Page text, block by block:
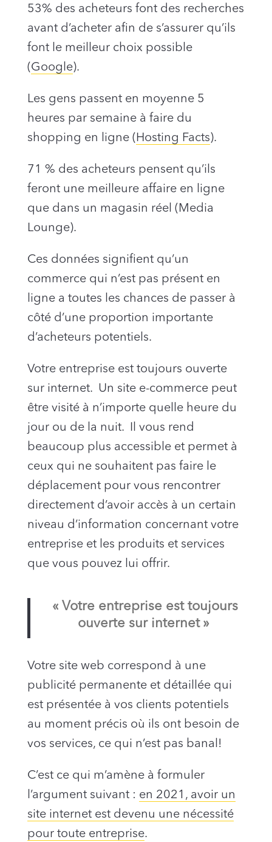
53% des acheteurs font des recherches
avant d’acheter afin de s’assurer qu’ils
font le meilleur choix possible
(Google).
Les gens passent en moyenne 5
heures par semaine à faire du
shopping en ligne (Hosting Facts).
71 % des acheteurs pensent qu’ils
feront une meilleure affaire en ligne
que dans un magasin réel (Media
Lounge).
Ces données signifient qu’un
commerce qui n’est pas présent en
ligne a toutes les chances de passer à
côté d’une proportion importante
d’acheteurs potentiels.
Votre entreprise est toujours ouverte
sur internet. Un site e-commerce peut
être visité à n’importe quelle heure du
jour ou de la nuit. Il vous rend
beaucoup plus accessible et permet à
ceux qui ne souhaitent pas faire le
déplacement pour vous rencontrer
directement d’avoir accès à un certain
niveau d’information concernant votre
entreprise et les produits et services
que vous pouvez lui offrir.
« Votre entreprise est toujours
ouverte sur internet »
Votre site web correspond à une
publicité permanente et détaillée qui
est présentée à vos clients potentiels
au moment précis où ils ont besoin de
vos services, ce qui n’est pas banal!
C’est ce qui m’amène à formuler
l’argument suivant : en 2021, avoir un
site internet est devenu une nécessité
pour toute entreprise.